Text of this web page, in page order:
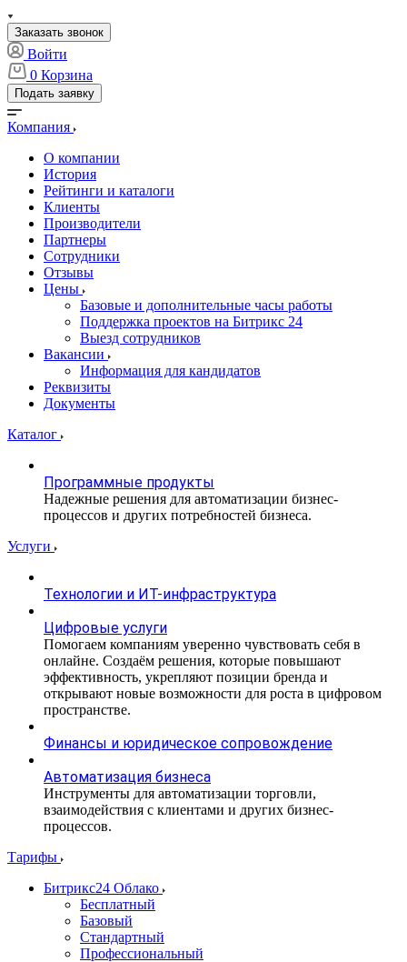
Заказать звонок
Войти
0 Корзина
Подать заявку
Компания
О компании
История
Рейтинги и каталоги
Клиенты
Производители
Партнеры
Сотрудники
Отзывы
Цены
Базовые и дополнительные часы работы
Поддержка проектов на Битрикс 24
Выезд сотрудников
Вакансии
Информация для кандидатов
Реквизиты
Документы
Каталог
Программные продукты
Надежные решения для автоматизации бизнес-
процессов и других потребностей бизнеса.
Услуги
Технологии и ИТ-инфраструктура
Цифровые услуги
Помогаем компаниям уверенно чувствовать себя в
онлайне. Создаём решения, которые повышают
эффективность, укрепляют позиции бренда и
открывают новые возможности для роста в цифровом
пространстве.
Финансы и юридическое сопровождение
Автоматизация бизнеса
Инструменты для автоматизации торговли,
взаимодействия с клиентами и других бизнес-
процессов.
Тарифы
Битрикс24 Облако
Бесплатный
Базовый
Стандартный
Профессиональный